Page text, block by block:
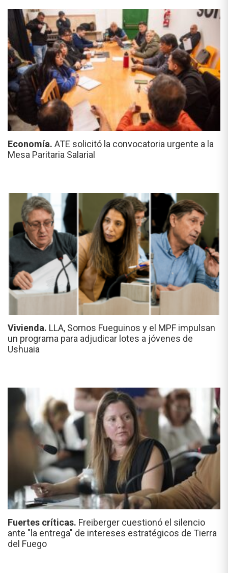
Economía. ATE solicitó la convocatoria urgente a la
Mesa Paritaria Salarial
Vivienda. LLA, Somos Fueguinos y el MPF impulsan
un programa para adjudicar lotes a jóvenes de
Ushuaia
Fuertes críticas. Freiberger cuestionó el silencio
ante "la entrega" de intereses estratégicos de Tierra
del Fuego